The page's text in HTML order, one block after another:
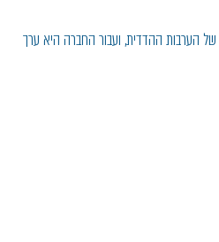
הערבות ההדדית, ועבור החברה היא ערך